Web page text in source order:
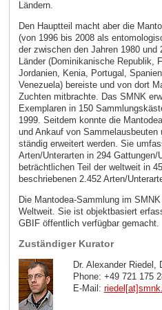
Ländern.
Den Hauptteil macht aber die
(von 1996 bis 2008 als
der zwischen den Jahren 1980 und
Länder (Dominikanische Republik,
Jordanien, Kenia, Portugal,
Venezuela) bereiste und von dort
Zuchten mitbrachte. Das SMNK
Exemplaren in 150
1999. Seitdem konnte die
und Ankauf von Sammelausbeuten
ständig erweitert werden. Sie
Arten/Unterarten in 294
beträchtlichen Teil der weltweit in
beschriebenen 2.452 Arten/
Die Mantodea-Sammlung im
Weltweit. Sie ist objektbasiert
GBIF öffentlich verfügbar gemacht.
Zuständiger Kurator
Dr. Alexander Riedel,
Phone: +49 721 175
E-Mail: riedel[at]smnk